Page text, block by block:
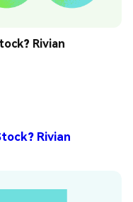
Rivian
Rivian